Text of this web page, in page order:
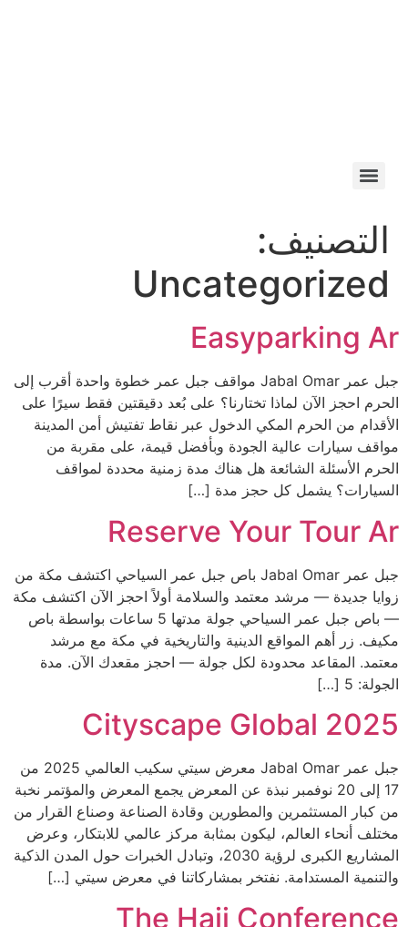
التصنيف:
Uncategorized
Easyparking Ar
جبل عمر Jabal Omar مواقف جبل عمر خطوة واحدة أقرب إلى
الحرم احجز الآن لماذا تختارنا؟ على بُعد دقيقتين فقط سيرًا على
الأقدام من الحرم المكي الدخول عبر نقاط تفتيش أمن المدينة
مواقف سيارات عالية الجودة وبأفضل قيمة، على مقربة من
الحرم الأسئلة الشائعة هل هناك مدة زمنية محددة لمواقف
السيارات؟ يشمل كل حجز مدة […]
Reserve Your Tour Ar
جبل عمر Jabal Omar باص جبل عمر السياحي اكتشف مكة من
زوايا جديدة — مرشد معتمد والسلامة أولاً احجز الآن اكتشف مكة
— باص جبل عمر السياحي جولة مدتها 5 ساعات بواسطة باص
مكيف. زر أهم المواقع الدينية والتاريخية في مكة مع مرشد
معتمد. المقاعد محدودة لكل جولة — احجز مقعدك الآن. مدة
الجولة: 5 […]
Cityscape Global 2025
جبل عمر Jabal Omar معرض سيتي سكيب العالمي 2025 من
17 إلى 20 نوفمبر نبذة عن المعرض يجمع المعرض والمؤتمر نخبة
من كبار المستثمرين والمطورين وقادة الصناعة وصناع القرار من
مختلف أنحاء العالم، ليكون بمثابة مركز عالمي للابتكار، وعرض
المشاريع الكبرى لرؤية 2030، وتبادل الخبرات حول المدن الذكية
والتنمية المستدامة. نفتخر بمشاركاتنا في معرض سيتي […]
The Hajj Conference